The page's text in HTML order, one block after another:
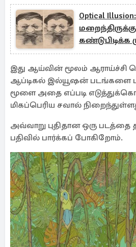
Optical
கண்டுபிடிக்க
இது ஆய்வின் மூலம் ஆராய்ச்சி
ஆப்டிகல் இல்யூஷன் படங்களை
மூளை அதை எப்படி
மிகப்பெரிய சவால்
அவ்வாறு புதிதான ஒரு
பதிவில் பார்க்கப் போகிறோம்.